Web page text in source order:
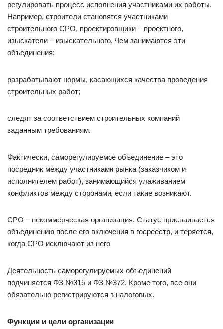
регулировать процесс исполнения участниками их работы.
Например, строители становятся участниками
строительного СРО, проектировщики – проектного,
изыскатели – изыскательного. Чем занимаются эти
объединения:
разрабатывают нормы, касающихся качества проведения
строительных работ;
следят за соответствием строительных компаний
заданным требованиям.
Фактически, саморегулируемое объединение – это
посредник между участниками рынка (заказчиком и
исполнителем работ), занимающийся улаживанием
конфликтов между сторонами, если такие возникают.
СРО – некоммерческая организация. Статус присваивается
объединению после его включения в госреестр, и теряется,
когда СРО исключают из него.
Деятельность саморегулируемых объединений
подчиняется ФЗ №315 и ФЗ №372. Кроме того, все они
обязательно регистрируются в налоговых.
Функции и цели организации